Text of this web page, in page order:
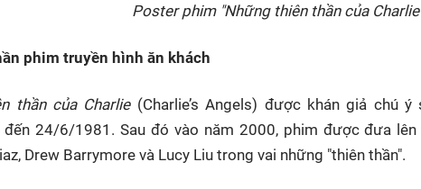
Poster phim "Những thiên thần của
phim truyền hình ăn khách
thần của Charlie(Charlie’s Angels) được khán giả chú
24/6/1981. Sau đó vào năm 2000, phim được đưa
Drew Barrymore và Lucy Liu trong vai những "thiên thần".